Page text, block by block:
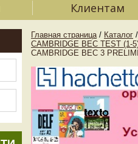
Клиентам
Главная страница / Каталог /
CAMBRIDGE BEC TEST
CAMBRIDGE BEC 3